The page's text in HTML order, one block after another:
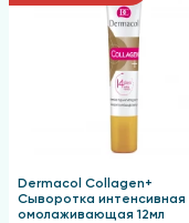
Dermacol Collagen+
Сыворотка интенсивная
омолаживающая 12мл